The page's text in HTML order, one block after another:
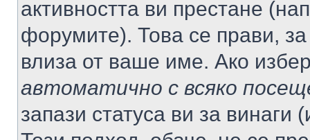
активността ви престане
форумите). Това се прави,
влиза от ваше име. Ако
автоматично с всяко
запази статуса ви за винаги